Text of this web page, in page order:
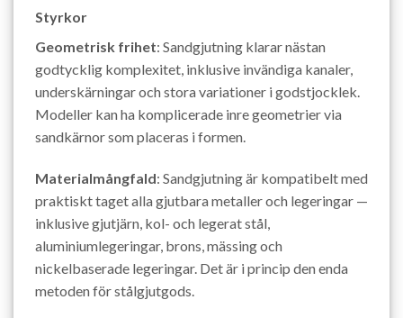
Styrkor
Geometrisk frihet: Sandgjutning klarar nästan
godtycklig komplexitet, inklusive invändiga kanaler,
underskärningar och stora variationer i godstjocklek.
Modeller kan ha komplicerade inre geometrier via
sandkärnor som placeras i formen.
Materialmångfald: Sandgjutning är kompatibelt med
praktiskt taget alla gjutbara metaller och legeringar —
inklusive gjutjärn, kol- och legerat stål,
aluminiumlegeringar, brons, mässing och
nickelbaserade legeringar. Det är i princip den enda
metoden för stålgjutgods.